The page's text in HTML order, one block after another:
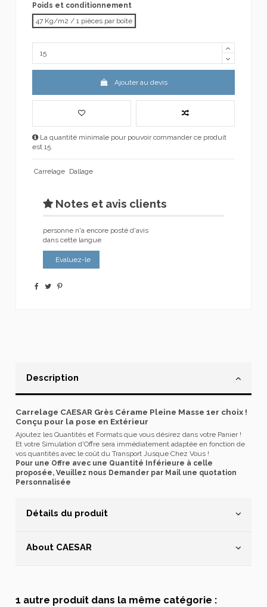
Poids et conditionnement
47 Kg/m2 / 1 pièces par boîte
Ajouter au devis
La quantité minimale pour pouvoir commander ce produit
est 15.
Carrelage Dallage
Notes et avis clients
personne n'a encore posté d'avis
dans cette langue
Evaluez-le
Description
Carrelage CAESAR Grès Cérame Pleine Masse 1er choix !
Conçu pour la pose en Extérieur
Ajoutez les Quantités et Formats que vous désirez dans votre Panier !
Et votre Simulation d'Offre sera immédiatement adaptée en fonction de
vos quantités avec le coût du Transport Jusque Chez Vous !
Pour une Offre avec une Quantité Inférieure à celle
proposée, Veuillez nous Demander par Mail une quotation
Personnalisée
Détails du produit
About CAESAR
1 autre produit dans la même catégorie :